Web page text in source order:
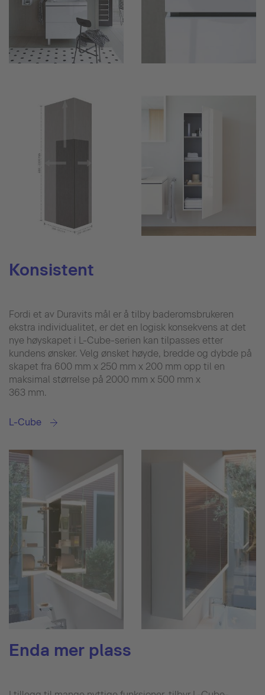
Konsistent
Fordi et av Duravits mål er å tilby baderomsbrukeren
ekstra individualitet, er det en logisk konsekvens at det
nye høyskapet i L-Cube-serien kan tilpasses etter
kundens ønsker. Velg ønsket høyde, bredde og dybde på
skapet fra 600 mm x 250 mm x 200 mm opp til en
maksimal størrelse på 2000 mm x 500 mm x
363 mm.
L-Cube
Enda mer plass